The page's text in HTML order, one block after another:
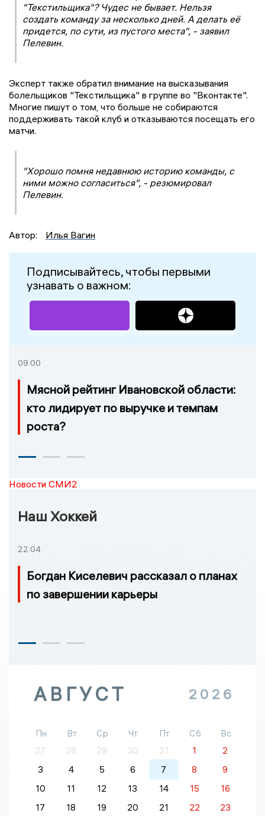
"Текстильщика"? Чудес не бывает. Нельзя
создать команду за несколько дней. А делать её
придется, по сути, из пустого места", - заявил
Пелевин.
Эксперт также обратил внимание на высказывания
болельщиков "Текстильщика" в группе во "Вконтакте".
Многие пишут о том, что больше не собираются
поддерживать такой клуб и отказываются посещать его
матчи.
"Хорошо помня недавнюю историю команды, с
ними можно согласиться", - резюмировал
Пелевин.
Автор: Илья Вагин
Подписывайтесь, чтобы первыми
узнавать о важном:
09:00
Мясной рейтинг Ивановской области:
кто лидирует по выручке и темпам
роста?
Новости СМИ2
Наш Хоккей
22:04
Богдан Киселевич рассказал о планах
по завершении карьеры
АВГУСТ 2026
Пн Вт Ср Чт Пт Сб
Вс
27
28 29 30 31 1
2
3
4 5 6 7 8
9
10
11 12 13 14 15
16
17
18 19 20 21 22 23